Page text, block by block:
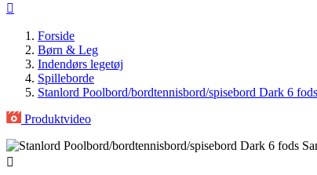

Forside
Børn & Leg
Indendørs legetøj
Spilleborde
Stanlord Poolbord/bordtennisbord/spisebord Dark 6
Produktvideo
